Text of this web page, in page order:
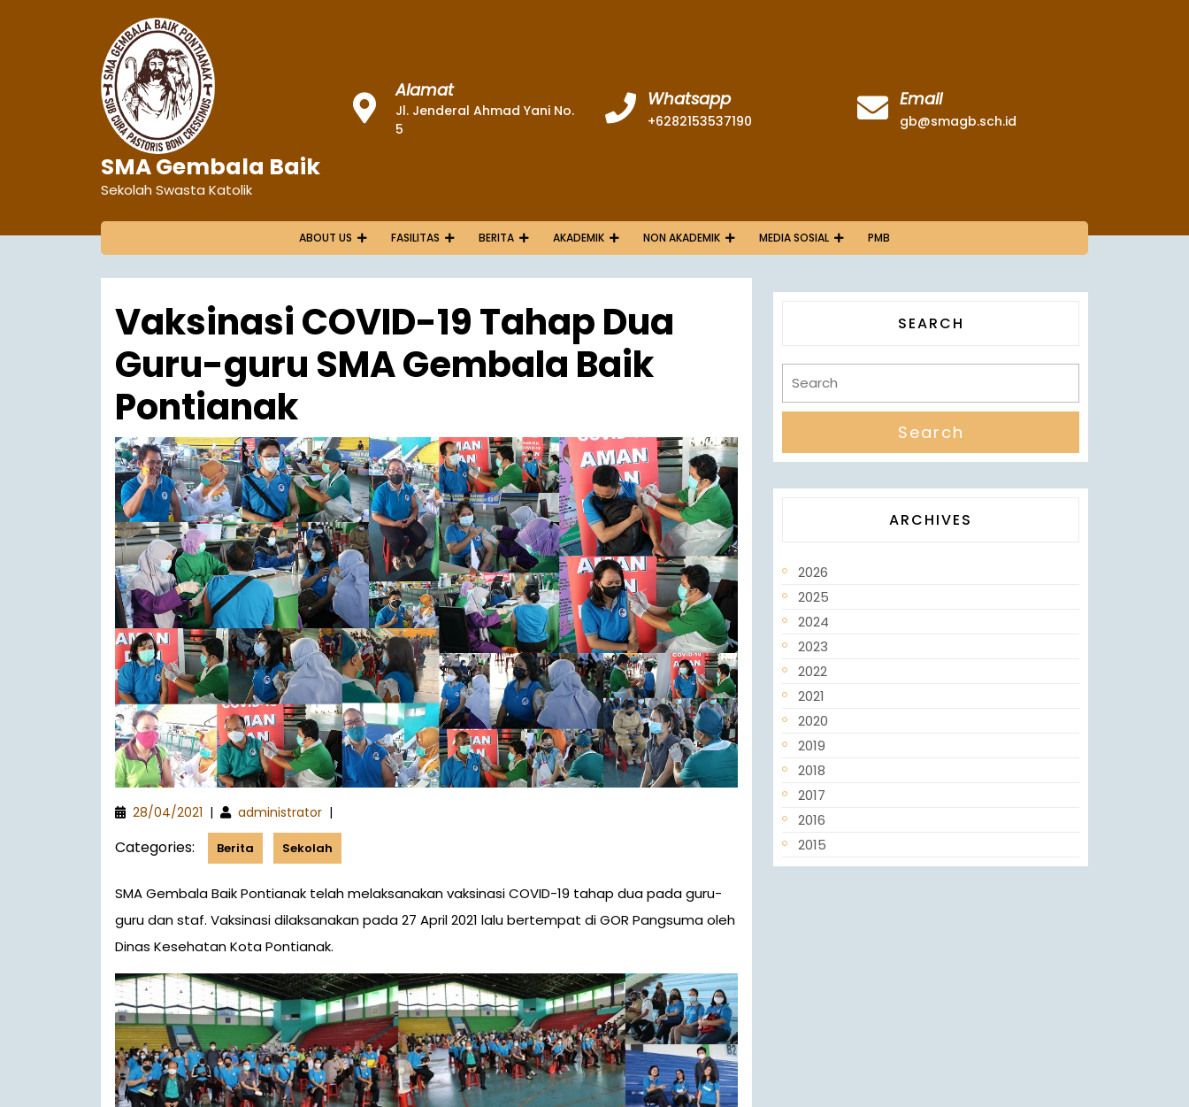
SMA Gembala Baik
Sekolah Swasta Katolik
Alamat
Jl. Jenderal Ahmad Yani No.
5
Whatsapp
+6282153537190
Email
gb@smagb.sch.id
ABOUT US FASILITAS BERITA AKADEMIK NON AKADEMIK MEDIA SOSIAL PMB
Vaksinasi COVID-19 Tahap Dua
Guru-guru SMA Gembala Baik
Pontianak
28/04/2021 | administrator |
Categories: Berita Sekolah
SMA Gembala Baik Pontianak telah melaksanakan vaksinasi COVID-19 tahap dua pada guru-
guru dan staf. Vaksinasi dilaksanakan pada 27 April 2021 lalu bertempat di GOR Pangsuma oleh
Dinas Kesehatan Kota Pontianak.
SEARCH
ARCHIVES
2026
2025
2024
2023
2022
2021
2020
2019
2018
2017
2016
2015